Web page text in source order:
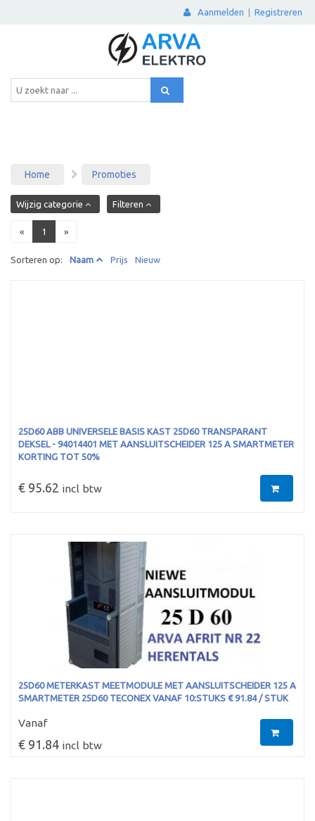
Aanmelden Registreren
Home Promoties
Wijzig categorie Filteren
« 1 »
Sorteren op: Naam Prijs Nieuw
25D60 ABB UNIVERSELE BASIS KAST 25D60 TRANSPARANT
DEKSEL - 94014401 MET AANSLUITSCHEIDER 125 A SMARTMETER
KORTING TOT 50%
€ 95.62 incl btw
25D60 METERKAST MEETMODULE MET AANSLUITSCHEIDER 125 A
SMARTMETER 25D60 TECONEX VANAF 10:STUKS € 91.84 / STUK
Vanaf
€ 91.84 incl btw